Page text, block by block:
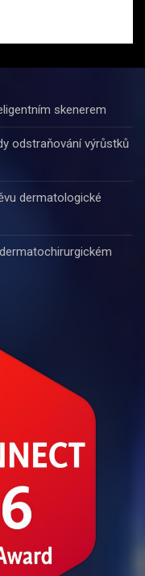
skenerem
odstraňování výrůstků
dermatologické